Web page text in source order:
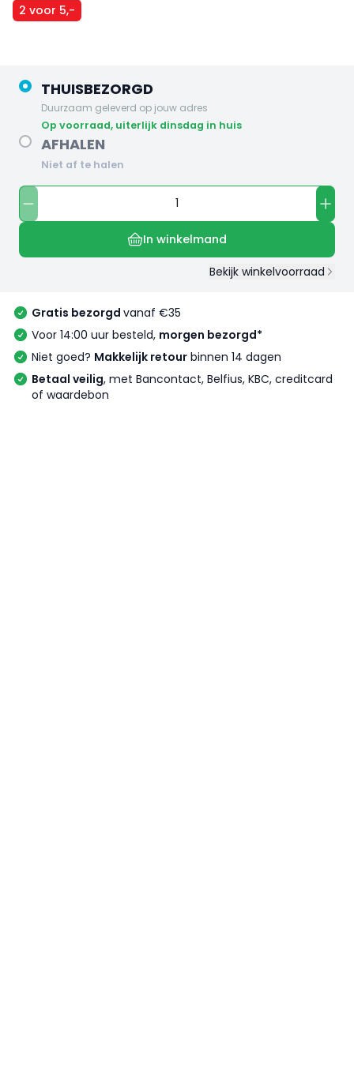
2 voor 5,-
THUISBEZORGD
Duurzaam geleverd op jouw adres
op voorraad, uiterlijk dinsdag in huis
AFHALEN
Niet af te halen
In winkelmand
Bekijk winkelvoorraad
Gratis bezorgd vanaf €35
Voor 14:00 uur besteld, morgen bezorgd*
Niet goed? Makkelijk retour binnen 14 dagen
Betaal veilig, met Bancontact, Belfius, KBC, creditcard
of waardebon